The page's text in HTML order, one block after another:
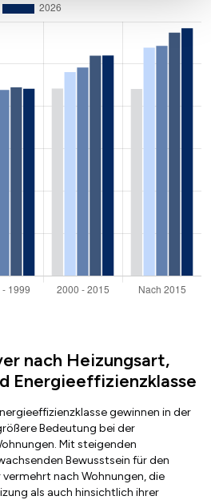
nach Heizungsart,
Energieeffizienzklasse
gewinnen in der
Bedeutung bei der
Mit steigenden
Bewusstsein für den
nach Wohnungen, die
als auch hinsichtlich ihrer